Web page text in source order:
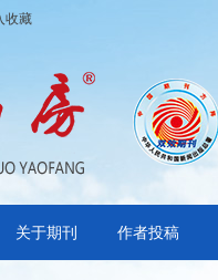
收藏
关于期刊 作者投稿